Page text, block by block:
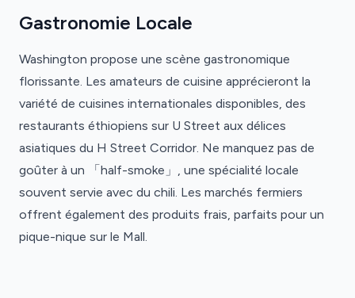
Gastronomie Locale
Washington propose une scène gastronomique
florissante. Les amateurs de cuisine apprécieront la
variété de cuisines internationales disponibles, des
restaurants éthiopiens sur U Street aux délices
asiatiques du H Street Corridor. Ne manquez pas de
goûter à un 「half-smoke」, une spécialité locale
souvent servie avec du chili. Les marchés fermiers
offrent également des produits frais, parfaits pour un
pique-nique sur le Mall.